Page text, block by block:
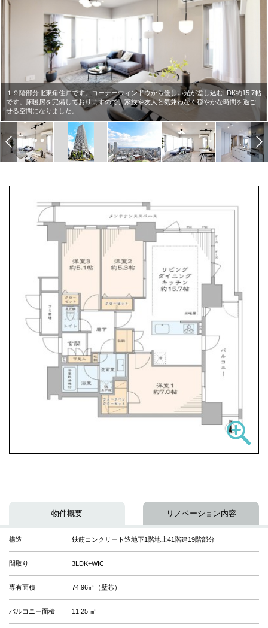
１９階部分北東角住戸です。コーナーウィンドウから優しい光が差し込むLDK約15.7帖
です。床暖房を完備しておりますので、家族や友人と気兼ねなく穏やかな時間を過ご
せる空間になりました。
物件概要 リノベーション内容
構造 鉄筋コンクリート造地下1階地上41階建19階部分
間取り 3LDK+WIC
専有面積 74.96㎡（壁芯）
バルコニー面積 11.25 ㎡